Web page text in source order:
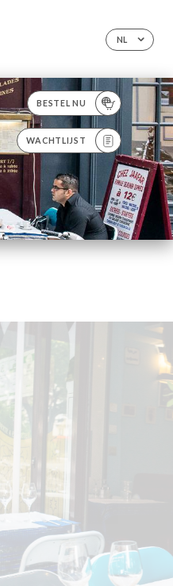
NL
BESTEL NU
WACHTLIJST